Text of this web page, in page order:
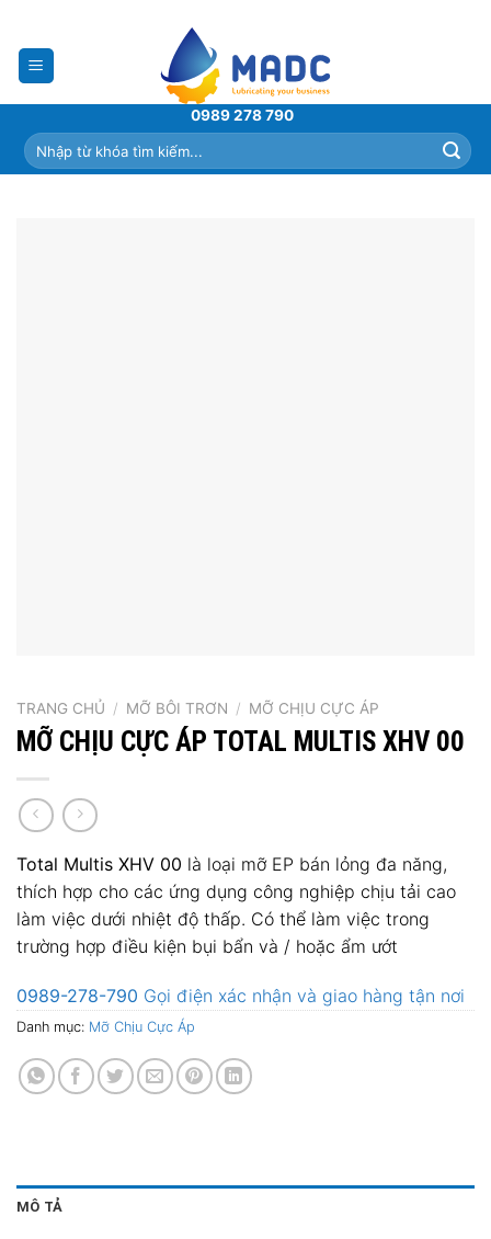
content
0989 278 790
Tìm
kiếm:
TRANG CHỦ / MỠ BÔI TRƠN / MỠ CHỊU CỰC ÁP
MỠ CHỊU CỰC ÁP TOTAL MULTIS XHV 00
Total Multis XHV 00 là loại mỡ EP bán lỏng đa năng,
thích hợp cho các ứng dụng công nghiệp chịu tải cao
làm việc dưới nhiệt độ thấp. Có thể làm việc trong
trường hợp điều kiện bụi bẩn và / hoặc ẩm ướt
0989-278-790 Gọi điện xác nhận và giao hàng tận nơi
Danh mục: Mỡ Chịu Cực Áp
MÔ TẢ